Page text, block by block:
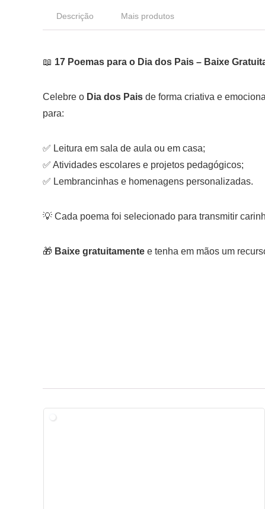
Descrição Mais produtos
📖 17 Poemas para o Dia dos Pais – Baixe
Celebre o Dia dos Pais de forma criativa e
para:
✅ Leitura em sala de aula ou em casa;
✅ Atividades escolares e projetos pedagógicos;
✅ Lembrancinhas e homenagens personalizadas.
💡 Cada poema foi selecionado para transmitir
🎁 Baixe gratuitamente e tenha em mãos um